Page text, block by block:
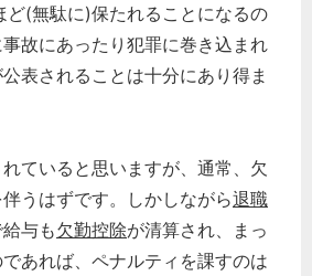
ど(無駄に)保たれることになるの
故にあったり犯罪に巻き込まれ
表されることは十分にあり得ま
ていると思いますが、通常、欠
うはずです。しかしながら退職
与も欠勤控除が清算され、まっ
あれば、ペナルティを課すのは